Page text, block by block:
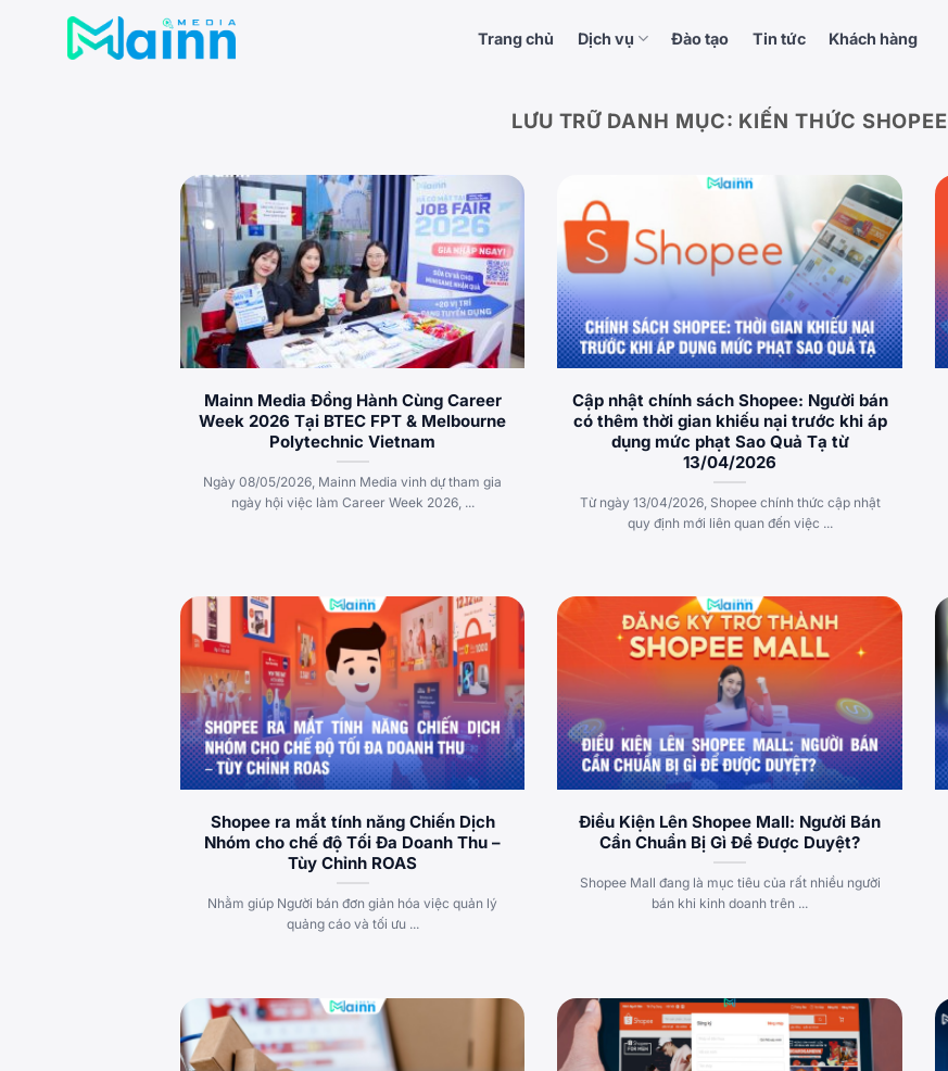
Trang chủ Dịch vụ Đào tạo Tin tức Khách hàng
LƯU TRỮ DANH MỤC: KIẾN THỨC SHOPEE
Mainn Media Đồng Hành Cùng Career
Week 2026 Tại BTEC FPT & Melbourne
Polytechnic Vietnam
Ngày 08/05/2026, Mainn Media vinh dự tham gia
ngày hội việc làm Career Week 2026, ...
Cập nhật chính sách Shopee: Người bán
có thêm thời gian khiếu nại trước khi áp
dụng mức phạt Sao Quả Tạ từ
13/04/2026
Từ ngày 13/04/2026, Shopee chính thức cập nhật
quy định mới liên quan đến việc ...
Shopee ra mắt tính năng Chiến Dịch
Nhóm cho chế độ Tối Đa Doanh Thu –
Tùy Chỉnh ROAS
Nhằm giúp Người bán đơn giản hóa việc quản lý
quảng cáo và tối ưu ...
Điều Kiện Lên Shopee Mall: Người Bán
Cần Chuẩn Bị Gì Để Được Duyệt?
Shopee Mall đang là mục tiêu của rất nhiều người
bán khi kinh doanh trên ...